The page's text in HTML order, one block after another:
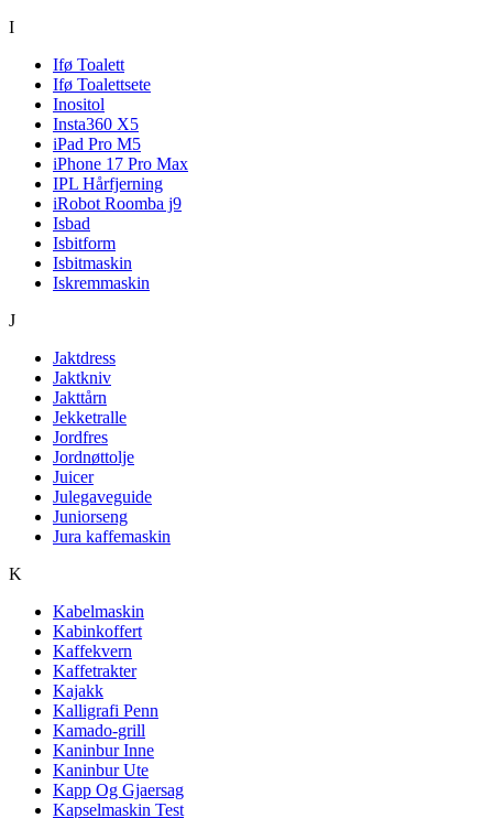
I
Ifø Toalett
Ifø Toalettsete
Inositol
Insta360 X5
iPad Pro M5
iPhone 17 Pro Max
IPL Hårfjerning
iRobot Roomba j9
Isbad
Isbitform
Isbitmaskin
Iskremmaskin
J
Jaktdress
Jaktkniv
Jakttårn
Jekketralle
Jordfres
Jordnøttolje
Juicer
Julegaveguide
Juniorseng
Jura kaffemaskin
K
Kabelmaskin
Kabinkoffert
Kaffekvern
Kaffetrakter
Kajakk
Kalligrafi Penn
Kamado-grill
Kaninbur Inne
Kaninbur Ute
Kapp Og Gjaersag
Kapselmaskin Test